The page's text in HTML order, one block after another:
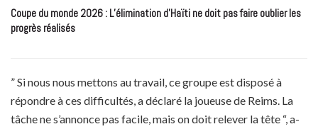
Coupe du monde 2026 : L’élimination d’Haïti ne doit pas faire oublier les
progrès réalisés
” Si nous nous mettons au travail, ce groupe est disposé à
répondre à ces difficultés, a déclaré la joueuse de Reims. La
tâche ne s’annonce pas facile, mais on doit relever la tête “, a-